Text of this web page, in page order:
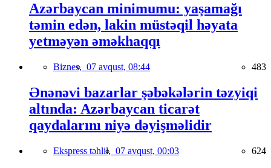
Azərbaycan minimumu: yaşamağı
təmin edən, lakin müstəqil həyata
yetməyən əməkhaqqı
Biznes, 07 avqust, 08:44 483
Ənənəvi bazarlar şəbəkələrin təzyiqi
altında: Azərbaycan ticarət
qaydalarını niyə dəyişməlidir
Ekspress təhlil, 07 avqust, 00:03 624